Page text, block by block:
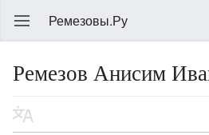
Ремезовы.Ру
Ремезов Анисим